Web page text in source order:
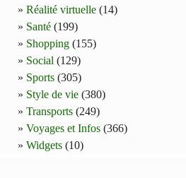
Réalité virtuelle (14)
Santé (199)
Shopping (155)
Social (129)
Sports (305)
Style de vie (380)
Transports (249)
Voyages et Infos (366)
Widgets (10)